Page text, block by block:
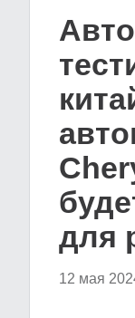
для
12 мая